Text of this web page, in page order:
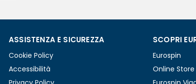
ASSISTENZA E SICUREZZA
Cookie Policy
Accessibilità
SCOPRI
Eurospin
Online Store